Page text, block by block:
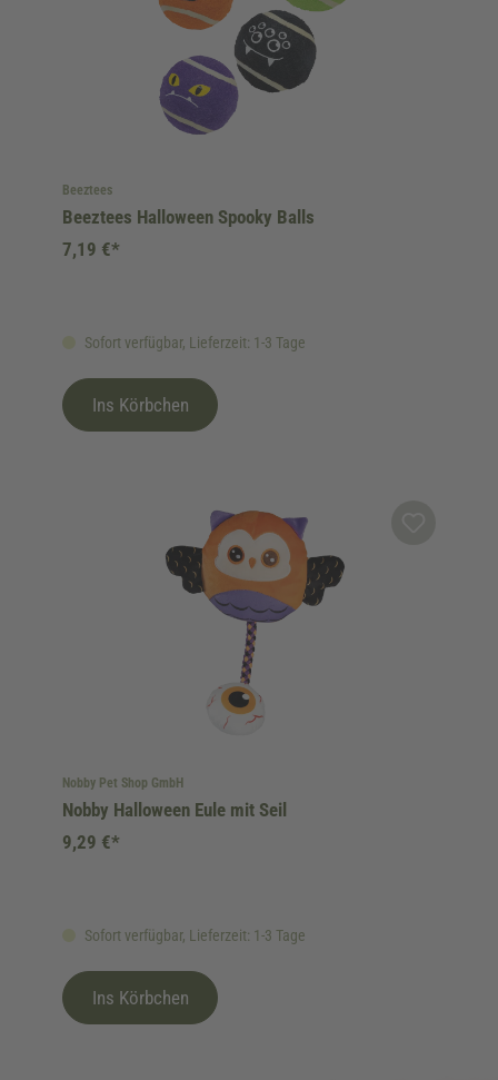
Beeztees
Beeztees Halloween Spooky Balls
Sofort verfügbar, Lieferzeit: 1-3 Tage
7,19 €*
Ins Körbchen
Nobby Pet Shop GmbH
Nobby Halloween Eule mit Seil
Sofort verfügbar, Lieferzeit: 1-3 Tage
9,29 €*
Ins Körbchen